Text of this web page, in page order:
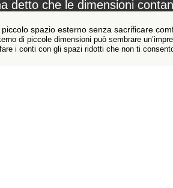
detto che le dimensioni
spazio esterno senza sacrificare
di piccole dimensioni può sembrare
i conti con gli spazi ridotti che non ti